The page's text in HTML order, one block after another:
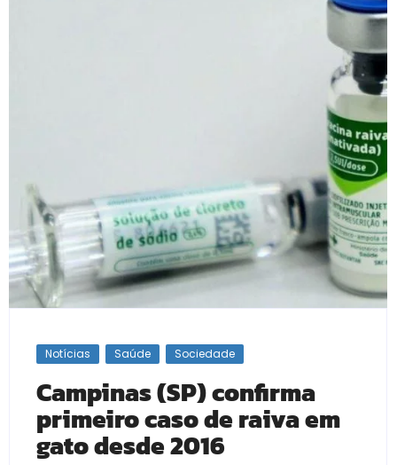
Notícias Saúde Sociedade
Campinas (SP) confirma
primeiro caso de raiva em
gato desde 2016